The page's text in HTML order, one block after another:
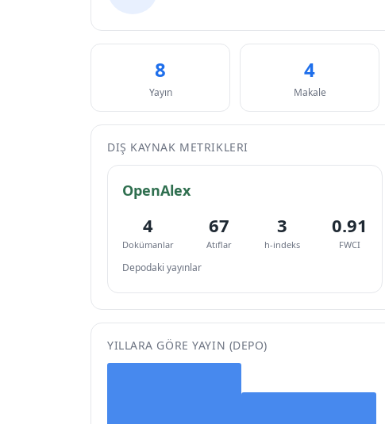
8
Yayın
4
Makale
DIŞ KAYNAK METRIKLERI
OpenAlex
4
Dokümanlar
67
Atıflar
3
h-indeks
0.91
FWCI
Depodaki yayınlar
YILLARA GÖRE YAYIN (DEPO)